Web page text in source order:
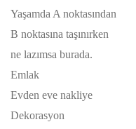
Yaşamda A noktasından
B noktasına taşınırken
ne lazımsa burada.
Emlak
Evden eve nakliye
Dekorasyon